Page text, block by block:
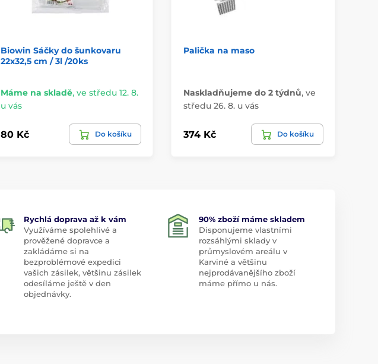
Biowin Sáčky do šunkovaru
22x32,5 cm / 3l /20ks
Máme na skladě, ve středu 12. 8.
u vás
80 Kč Do košíku
Palička na maso
Naskladňujeme do 2 týdnů, ve
středu 26. 8. u vás
374 Kč Do košíku
Rychlá doprava až k vám
Využíváme spolehlivé a
prověžené dopravce a
zakládáme si na
bezproblémové expedici
vašich zásilek, většinu zásilek
odesíláme ještě v den
objednávky.
90% zboží máme skladem
Disponujeme vlastními
rozsáhlými sklady v
průmyslovém areálu v
Karviné a většinu
nejprodávanějšího zboží
máme přímo u nás.